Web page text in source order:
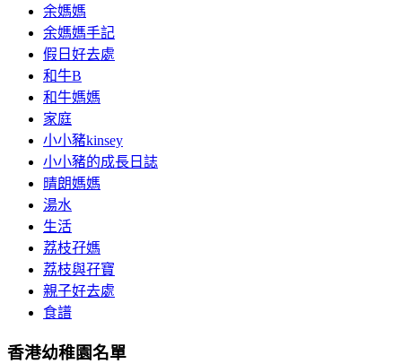
余媽媽
余媽媽手記
假日好去處
和牛B
和牛媽媽
家庭
小小豬kinsey
小小豬的成長日誌
晴朗媽媽
湯水
生活
荔枝孖媽
荔枝與孖寶
親子好去處
食譜
香港幼稚園名單